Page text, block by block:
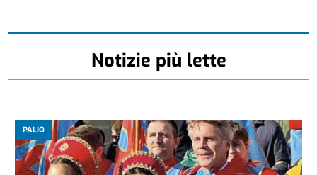
Notizie più lette
PALIO